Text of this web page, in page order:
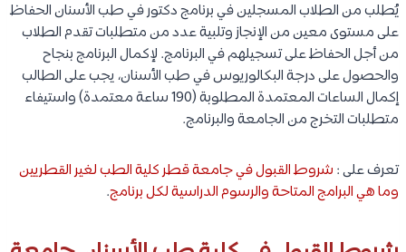
يُطلب من الطلاب المسجلين في برنامج دكتور في طب الأسنان الحفاظ
على مستوى معين من الإنجاز وتلبية عدد من متطلبات تقدم الطلاب
من أجل الحفاظ على تسجيلهم في البرنامج. لإكمال البرنامج بنجاح
والحصول على درجة البكالوريوس في طب الأسنان، يجب على الطالب
إكمال الساعات المعتمدة المطلوبة (190 ساعة معتمدة) واستيفاء
متطلبات التخرج من الجامعة والبرنامج.
تعرف على : شروط القبول في جامعة قطر كلية الطب لغير القطريين
وما هي البرامج المتاحة والرسوم الدراسية لكل برنامج.